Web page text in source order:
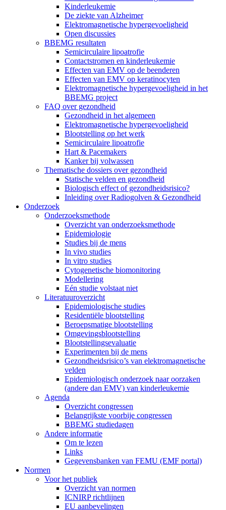
Kinderleukemie
De ziekte van Alzheimer
Elektromagnetische hypergevoeligheid
Open discussies
BBEMG resultaten
Semicirculaire lipoatrofie
Contactstromen en kinderleukemie
Effecten van EMV op de beenderen
Effecten van EMV op keratinocyten
Elektromagnetische hypergevoeligheid in het
BBEMG project
FAQ over gezondheid
Gezondheid in het algemeen
Elektromagnetische hypergevoeligheid
Blootstelling op het werk
Semicirculaire lipoatrofie
Hart & Pacemakers
Kanker bij volwassen
Thematische dossiers over gezondheid
Statische velden en gezondheid
Biologisch effect of gezondheidsrisico?
Inleiding over Radiogolven & Gezondheid
Onderzoek
Onderzoeksmethode
Overzicht van onderzoeksmethode
Epidemiologie
Studies bij de mens
In vivo studies
In vitro studies
Cytogenetische biomonitoring
Modellering
Eén studie volstaat niet
Literatuuroverzicht
Epidemiologische studies
Residentiële blootstelling
Beroepsmatige blootstelling
Omgevingsblootstelling
Blootstellingsevaluatie
Experimenten bij de mens
Gezondheidsrisico’s van elektromagnetische
velden
Epidemiologisch onderzoek naar oorzaken
(andere dan EMV) van kinderleukemie
Agenda
Overzicht congressen
Belangrijkste voorbije congressen
BBEMG studiedagen
Andere informatie
Om te lezen
Links
Gegevensbanken van FEMU (EMF portal)
Normen
Voor het publiek
Overzicht van normen
ICNIRP richtlijnen
EU aanbevelingen